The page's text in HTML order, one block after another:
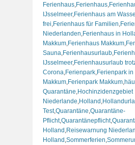
Ferienhaus Ferienhaus
IJsselmeer, Ferienhaus am
frei Ferienhaus für Familien
Niederlanden Ferienhaus in
Makkum Ferienhaus Makkum
Sauna Ferienhausurlaub
IJsselmeer, Ferienhausurlaub
Corona Ferienpark Ferienpark in
Makkum Ferienpark Makkum
Quarantäne Hochinzidenzgebiet
Niederlande Holland
Test,Quarantäne Quarantäne-
Pflicht,Quarantänepflicht,
Holland Reisewarnung
Holland Sommerferien